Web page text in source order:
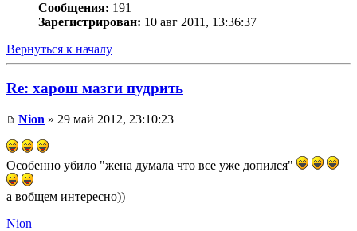
Сообщения: 191
Зарегистрирован: 10 авг 2011, 13:36:37
Вернуться к началу
Re: харош мазги пудрить
Nion » 29 май 2012, 23:10:23
Особенно убило "жена думала что все уже допился"
а вобщем интересно))
Nion